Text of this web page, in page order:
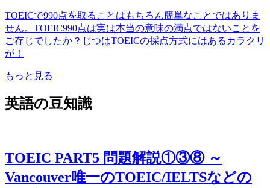
TOEICで990点を取ることはもちろん簡単なことではありま
せん。TOEIC990点は実は本当の意味の満点ではないことを
ご存じでしたか？じつはTOEICの採点方式にはあるカラクリ
が！
もっと見る
英語の豆知識
TOEIC PART5 問題解説①③⑧ ～
Vancouver唯一のTOEIC/IELTSなどの